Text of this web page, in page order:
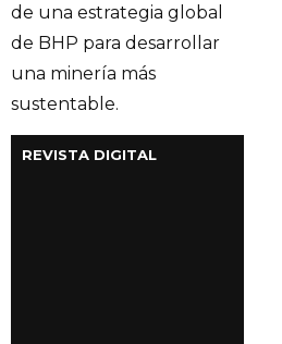
de una estrategia global
de BHP para desarrollar
una minería más
sustentable.
REVISTA DIGITAL